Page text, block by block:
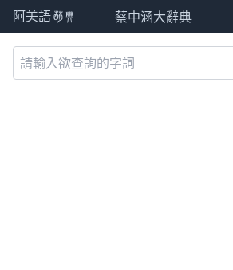
阿美語萌典 蔡中涵大辭典